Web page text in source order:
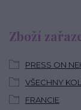
Zboží
PRESS ON
VŠECHNY
FRANCIE